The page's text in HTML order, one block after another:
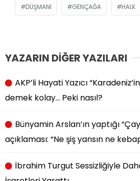
DÜŞMANI GENÇAĞA HALK
YAZARIN DİĞER YAZILARI
AKP’li Hayati Yazıcı
demek kolay… Peki nasıl?
Bünyamin Arslan’ın yaptığı
açıklaması: “Ne şiş yansın ne
İbrahim Turgut Sessizliğiyle